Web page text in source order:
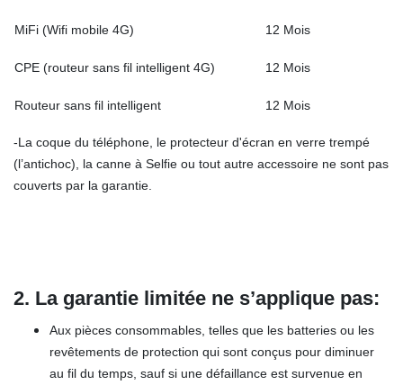
MiFi (Wifi mobile 4G) 12 Mois
CPE (routeur sans fil intelligent 4G) 12 Mois
Routeur sans fil intelligent 12 Mois
-La coque du téléphone, le protecteur d'écran en verre trempé
(l’antichoc), la canne à Selfie ou tout autre accessoire ne sont pas
couverts par la garantie.
2. La garantie limitée ne s’applique pas:
Aux pièces consommables, telles que les batteries ou les
revêtements de protection qui sont conçus pour diminuer
au fil du temps, sauf si une défaillance est survenue en